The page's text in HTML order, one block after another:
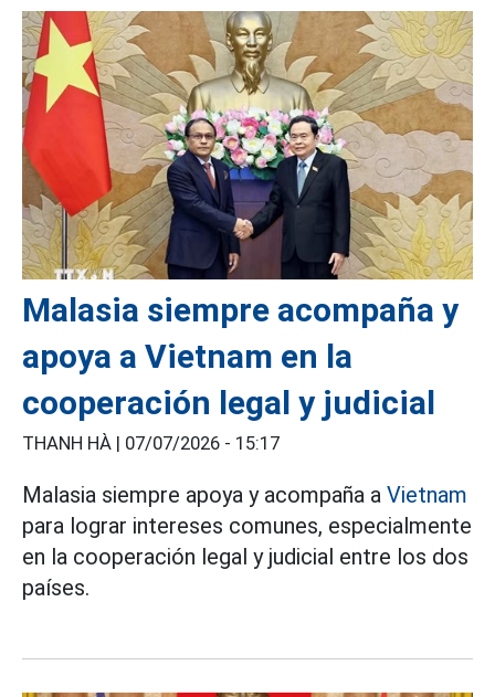
Malasia siempre acompaña y
apoya a Vietnam en la
cooperación legal y judicial
THANH HÀ | 07/07/2026 - 15:17
Malasia siempre apoya y acompaña a Vietnam
para lograr intereses comunes, especialmente
en la cooperación legal y judicial entre los dos
países.